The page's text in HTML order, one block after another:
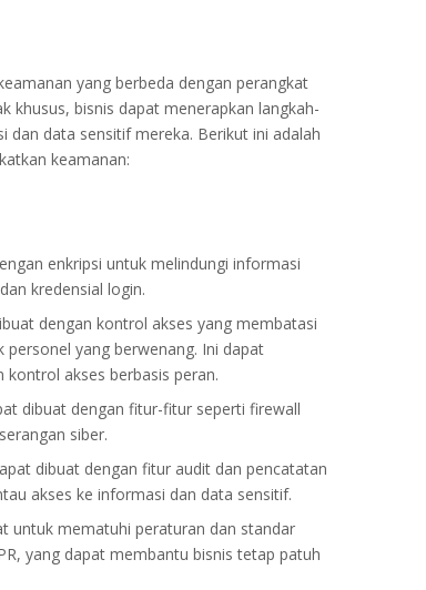
yang berbeda dengan perangkat
khusus, bisnis dapat menerapkan langkah-
dan data sensitif mereka. Berikut ini adalah
keamanan:
enkripsi untuk melindungi informasi
kredensial login.
dengan kontrol akses yang membatasi
yang berwenang. Ini dapat
akses berbasis peran.
dibuat dengan fitur-fitur seperti firewall
siber.
dibuat dengan fitur audit dan pencatatan
akses ke informasi dan data sensitif.
untuk mematuhi peraturan dan standar
yang dapat membantu bisnis tetap patuh